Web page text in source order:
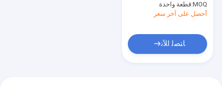
والأدوية
MOQ: قطعة واحدة
أحصل على آخر سعر
ﺎﺘﺼﻟ ﺍﻶﻧ